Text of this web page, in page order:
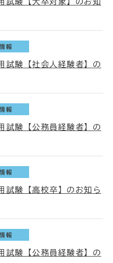
報
試験【社会人経験者】の
報
試験【公務員経験者】の
報
試験【高校卒】のお知ら
報
試験【公務員経験者】の